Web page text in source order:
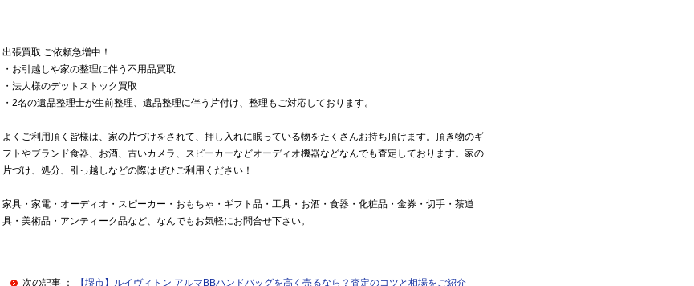
出張買取 ご依頼急増中！
・お引越しや家の整理に伴う不用品買取
・法人様のデットストック買取
・2名の遺品整理士が生前整理、遺品整理に伴う片付け、整理もご対応しております。
よくご利用頂く皆様は、家の片づけをされて、押し入れに眠っている物をたくさんお持ち頂けます。頂き物のギ
フトやブランド食器、お酒、古いカメラ、スピーカーなどオーディオ機器などなんでも査定しております。家の
片づけ、処分、引っ越しなどの際はぜひご利用ください！
家具・家電・オーディオ・スピーカー・おもちゃ・ギフト品・工具・お酒・食器・化粧品・金券・切手・茶道
具・美術品・アンティーク品など、なんでもお気軽にお問合せ下さい。
次の記事 ： 【堺市】ルイヴィトン アルマBBハンドバッグを高く売るなら？査定のコツと相場をご紹介